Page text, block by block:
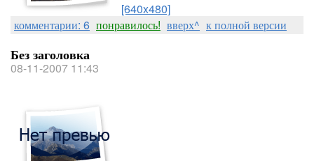
[640x480]
комментарии: 6 понравилось! вверх^ к полной версии
Без заголовка
08-11-2007 11:43